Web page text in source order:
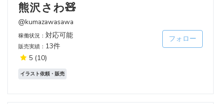
熊沢さわ🧸
@kumazawasawa
稼働状況： 対応可能
販売実績： 13件
5 (10)
フォロー
イラスト依頼・販売